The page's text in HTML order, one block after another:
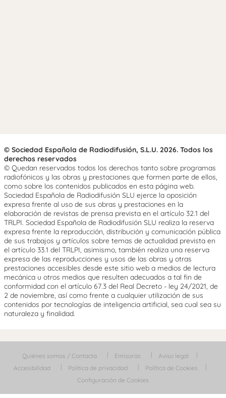
© Sociedad Española de Radiodifusión, S.L.U. 2026. Todos los
derechos reservados
© Quedan reservados todos los derechos tanto sobre programas
radiofónicos y las obras y prestaciones que formen parte de ellos,
como sobre los contenidos publicados en esta página web.
Sociedad Española de Radiodifusión SLU ejerce la oposición
expresa frente al uso de sus obras y prestaciones en la
elaboración de revistas de prensa prevista en el artículo 32.1 del
TRLPI. Sociedad Española de Radiodifusión SLU realiza la reserva
expresa frente la reproducción, distribución y comunicación pública
de sus trabajos y artículos sobre temas de actualidad prevista en
el artículo 33.1 del TRLPI, asimismo, también realiza una reserva
expresa de las reproducciones y usos de las obras y otras
prestaciones accesibles desde este sitio web a medios de lectura
mecánica u otros medios que resulten adecuados a tal fin de
conformidad con el artículo 67.3 del Real Decreto - ley 24/2021, de
2 de noviembre, así como frente a cualquier utilización de sus
contenidos por tecnologías de inteligencia artificial, sea cual sea su
naturaleza y finalidad.
Quiénes somos / Contacta Emisoras
Aviso legal
Accesibilidad
Política de privacidad
Política de Cookies
Configuración de Cookies